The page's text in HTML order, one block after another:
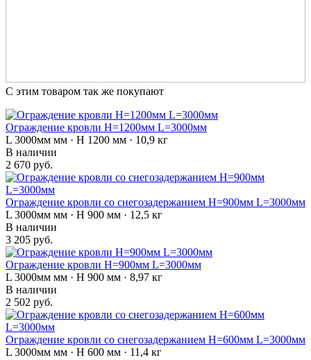
С этим товаром так же покупают
Ограждение кровли H=1200мм L=3000мм
L 3000мм мм · H 1200 мм · 10,9 кг
В наличии
2 670 руб.
Ограждение кровли со снегозадержанием H=900мм L=3000мм
L 3000мм мм · H 900 мм · 12,5 кг
В наличии
3 205 руб.
Ограждение кровли H=900мм L=3000мм
L 3000мм мм · H 900 мм · 8,97 кг
В наличии
2 502 руб.
Ограждение кровли со снегозадержанием H=600мм L=3000мм
L 3000мм мм · H 600 мм · 11,4 кг